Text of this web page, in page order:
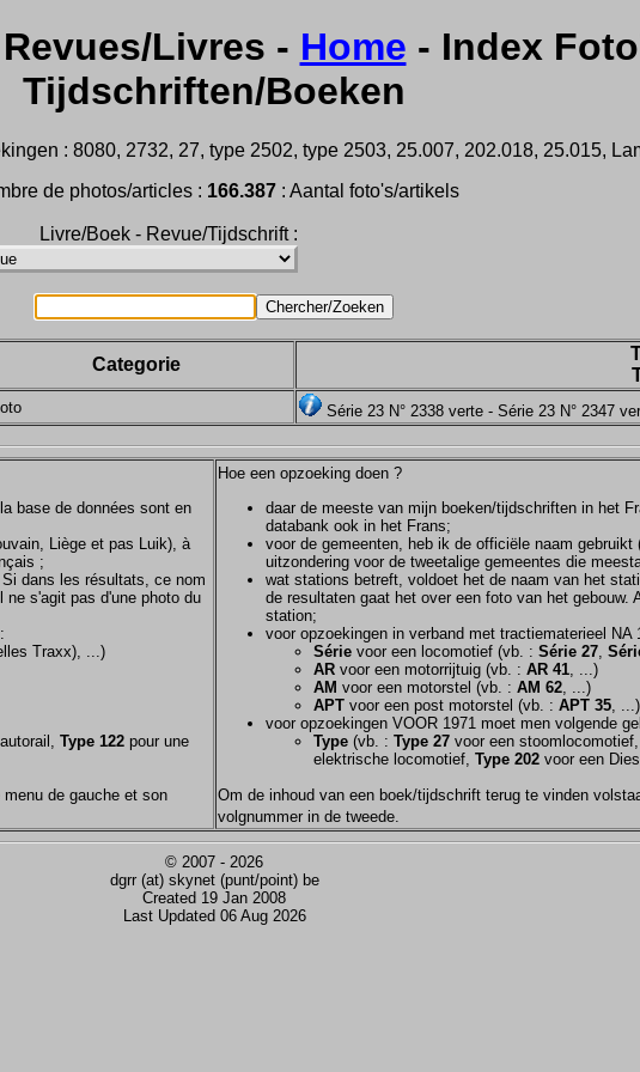
Livres - Home - Index
Tijdschriften/Boeken
: 8080, 2732, 27, type 2502, type 2503, 25.007, 202.018, 25.015,
de photos/articles : 166.387: Aantal foto's/artikels
Livre/Boek - Revue/Tijdschrift :
Categorie
Série 23 N° 2338 verte - Série 23 N° 2347
base de données sont en
Liège et pas Luik), à
;
dans les résultats, ce nom
s'agit pas d'une photo du
Traxx), ...)
Type 122 pour une
de gauche et son
Hoe een opzoeking doen ?
daar de meeste van mijn boeken/tijdschriften in het
databank ook in het Frans;
voor de gemeenten, heb ik de officiële naam
uitzondering voor de tweetalige gemeentes die
wat stations betreft, voldoet het de naam van het
de resultaten gaat het over een foto van het
station;
voor opzoekingen in verband met tractiematerieel
Série voor een locomotief (vb. : Série 27
AR voor een motorrijtuig (vb. : AR 41 , ...)
AM voor een motorstel (vb. : AM 62 , ...)
APT voor een post motorstel (vb. : APT 35 , ...)
voor opzoekingen VOOR 1971 moet men volgende
Type (vb. : Type 27 voor een stoomlocomotief,
elektrische locomotief, Type 202 voor een
Om de inhoud van een boek/tijdschrift terug te vinden
volgnummer in de tweede.
© 2007 - 2026
dgrr (at) skynet (punt/point) be
Created 19 Jan 2008
Last Updated 06 Aug 2026